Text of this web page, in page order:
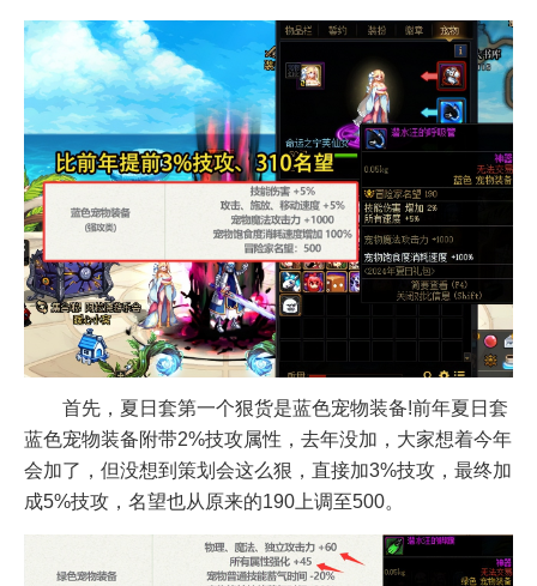
首先，夏日套第一个狠货是蓝色宠物装备!前年夏日套
蓝色宠物装备附带2%技攻属性，去年没加，大家想着今年
会加了，但没想到策划会这么狠，直接加3%技攻，最终加
成5%技攻，名望也从原来的190上调至500。